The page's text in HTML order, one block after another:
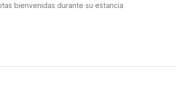
bienvenidas durante su estancia